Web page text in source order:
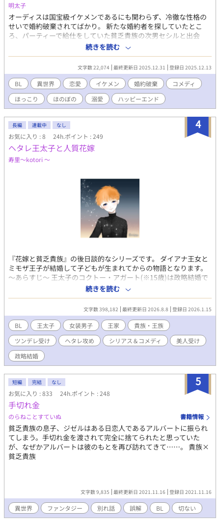
明太子
オーディスは国宝級イケメンであるにも関わらず、冷徹な性格の
せいで婚約破棄されてばかり。 新たな婚約者を探していたとこ
ろ、パーティーで給仕をしていた貧乏貴族の次男セシルと出会
い、一目惚れしてしまう。 しかし、恋愛偏差値がほぼ０のオーデ
ィスのアプローチは空回りするわ、前婚約者のフランチェスカの
邪魔が入るわとセシルとの距離は縮まったり遠ざかったり…？ 冷
徹だったはずなのに溺愛まっしぐらのオーディスと元気だけどお
っちょこちょいなセシルのドタバタラブコメです。
続きを読む
文字数 22,074 最終更新日 2025.12.31 登録日 2025.12.13
BL 異世界 恋愛 イケメン 婚約破棄
コメディ
ほっこり
ほのぼの 溺愛 ハッピーエンド
4
長編 連載中 なし
お気に入り : 8 24h.ポイント : 249
ヘタレ王太子と人質花嫁
寿里～kotori ～
『花嫁と貧乏貴族』の後日談的なシリーズです。 ダイアナ王女と
ミモザ王子が結婚して子どもが生まれてからの物語となります。
～あらすじ～ 王太子のコクトー・アガート(※15歳)は政略結婚で
仮想敵国ともされる北の大国の王女を嫁にもらわないで父ミモザ
の計略で北の大国の国王の第4王子を花嫁することが決まってしま
う。 花嫁にされた北の大国の第4王子ナナ・スカーレット(※14歳)
は父王の命令なので嫌々ながら嫁いできたが非常に不本意であり
超絶不機嫌で王太子コクトーにも超絶塩対応。 弱気なコクトーは
気が強いナナにヒビリまくる――そんなお互いに不幸な新婚生活
がスタートする。 ｢……父上、そりゃねーよ！｣な采配で男の子同
士で夫婦となったコクトー×ナナの恋愛と夫婦生活の行方は？ 花
嫁と貧乏貴族に登場したキャラクターも随時登場させます！花嫁
します。 ～主な登場人物～ ・コクトー・アガート 15歳 攻め
女王ダイアナ1世(※元ダイアナ王女)&王婿ミモザ殿下(※元ミモザ
王子)の長男で王太子 未来の国王陛下として育てられるが気弱でヘ
タレな少年 父ミモザによく似た濃いブロンド&青い瞳で美少年 自
分にまったく自信がなくて自虐的な性格 両親(※特に父ミモザ)の
強い希望で北の大国の第4王子ナナと結婚する羽目に陥る ナナと
男の子同士で結婚して共に生活するうち次第に王太子としての自
覚に目覚めていく 争い嫌いで気が優しい少年 ・ナナ・スカーレッ
ト 14歳 受け 北の大国の第4王子だったが父王の計略でライバ
ち度は潔く認めて反省する高潔さを持っている 黒髪&黒い瞳の色
白な雪国美少年 気は半端なく強いが根は素直な性格 気弱なヘタレ
王太子&強気な美少年花嫁の政略結婚生活の行方をお楽しみくだ
続きを読む
文字数 398,182 最終更新日 2026.8.8 登録日 2026.1.15
BL 王太子 女装男子 王家
貴族・王族
ツンデレ受け
ヘタレ攻め シリアス＆コメディ
美人受け
政略結婚
5
短編 完結 なし
お気に入り : 833 24h.ポイント : 248
手切れ金
のらねことすていぬ 書籍情報
貧乏貴族の息子、ジゼルはある日恋人であるアルバートに振られ
てしまう。手切れ金を渡されて完全に捨てられたと思っていた
が、なぜかアルバートは彼のもとを再び訪れてきて……。 貴族×
貧乏貴族
文字数 9,835 最終更新日 2021.11.16 登録日 2021.11.16
異世界 ファンタジー 別れ話 誤解 BL 切ない